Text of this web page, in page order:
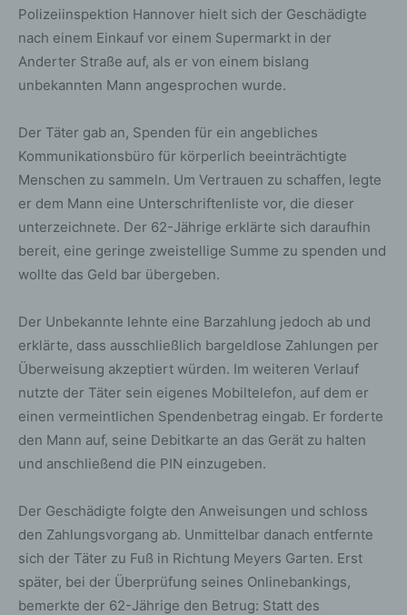
Polizeiinspektion Hannover hielt sich der Geschädigte
nach einem Einkauf vor einem Supermarkt in der
Anderter Straße auf, als er von einem bislang
unbekannten Mann angesprochen wurde.
Der Täter gab an, Spenden für ein angebliches
Kommunikationsbüro für körperlich beeinträchtigte
Menschen zu sammeln. Um Vertrauen zu schaffen, legte
er dem Mann eine Unterschriftenliste vor, die dieser
unterzeichnete. Der 62-Jährige erklärte sich daraufhin
bereit, eine geringe zweistellige Summe zu spenden und
wollte das Geld bar übergeben.
Der Unbekannte lehnte eine Barzahlung jedoch ab und
erklärte, dass ausschließlich bargeldlose Zahlungen per
Überweisung akzeptiert würden. Im weiteren Verlauf
nutzte der Täter sein eigenes Mobiltelefon, auf dem er
einen vermeintlichen Spendenbetrag eingab. Er forderte
den Mann auf, seine Debitkarte an das Gerät zu halten
und anschließend die PIN einzugeben.
Der Geschädigte folgte den Anweisungen und schloss
den Zahlungsvorgang ab. Unmittelbar danach entfernte
sich der Täter zu Fuß in Richtung Meyers Garten. Erst
später, bei der Überprüfung seines Onlinebankings,
bemerkte der 62-Jährige den Betrug: Statt des